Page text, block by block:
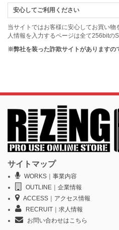
安心してご利用ください
当サイトではお客様に安心してお買い
人情報を入力するページは全て256bitの
※弊社を装った詐欺サイトがありますの
サイトマップ
WORKS｜事業内容
OUTLINE｜企業情報
ACCESS｜アクセス情報
RECRUIT｜求人情報
お問い合わせはこちら